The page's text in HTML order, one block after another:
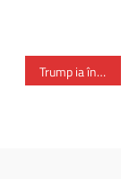
Trump ia în calcul o discuție cu liderul Taiwanului pe fondul tensiunilor cu China